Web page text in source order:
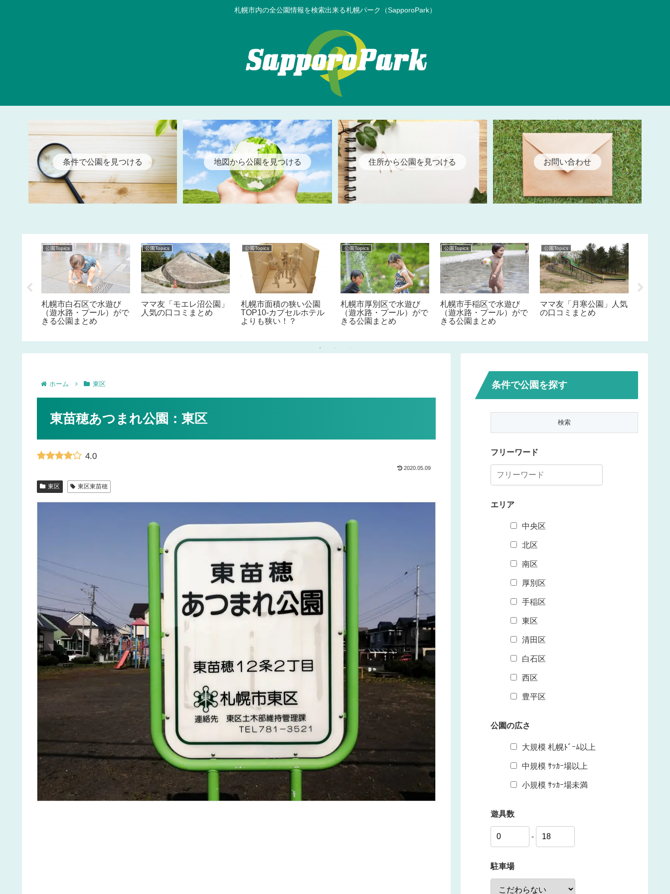
札幌市内の全公園情報を検索出来る札幌パーク（SapporoPark）
条件で公園を見つける 地図から公園を見つける 住所から公園を見つける お問い合わせ
公園Topics
札幌市白石区で水遊び
（遊水路・プール）がで
きる公園まとめ
公園Topics
ママ友「モエレ沼公園」
人気の口コミまとめ
公園Topics
札幌市面積の狭い公園
TOP10-カプセルホテル
よりも狭い！？
公園Topics
札幌市厚別区で水遊び
（遊水路・プール）がで
きる公園まとめ
公園Topics
札幌市手稲区で水遊び
（遊水路・プール）がで
きる公園まとめ
公園Topics
ママ友「月寒公園」人気
の口コミまとめ
ホーム 東区
東苗穂あつまれ公園：東区
4.0
2020.05.09
東区 東区東苗穂
条件で公園を探す
フリーワード
エリア
中央区
北区
南区
厚別区
手稲区
東区
清田区
白石区
西区
豊平区
公園の広さ
大規模 札幌ﾄﾞｰﾑ以上
中規模 ｻｯｶｰ場以上
小規模 ｻｯｶｰ場未満
遊具数
-
駐車場